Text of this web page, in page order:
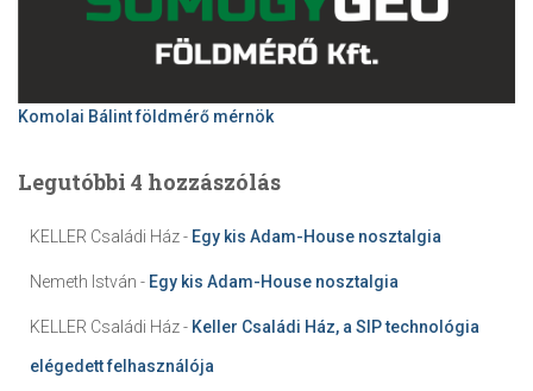
Komolai Bálint földmérő mérnök
Legutóbbi 4 hozzászólás
KELLER Családi Ház- Egy kis Adam-House nosztalgia
Nemeth István - Egy kis Adam-House nosztalgia
KELLER Családi Ház- Keller Családi Ház, a SIP technológia
elégedett felhasználója